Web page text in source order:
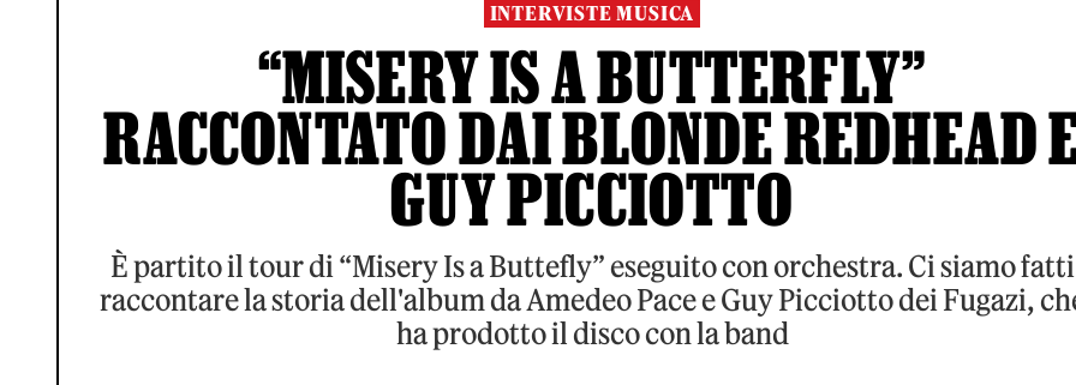
INTERVISTE MUSICA
“MISERY IS A BUTTERFLY”
RACCONTATO DAI BLONDE REDHEAD
GUY PICCIOTTO
È partito il tour di “Misery Is a Buttefly” eseguito con orchestra. Ci siamo fatti
raccontare la storia dell'album da Amedeo Pace e Guy Picciotto dei Fugazi,
ha prodotto il disco con la band